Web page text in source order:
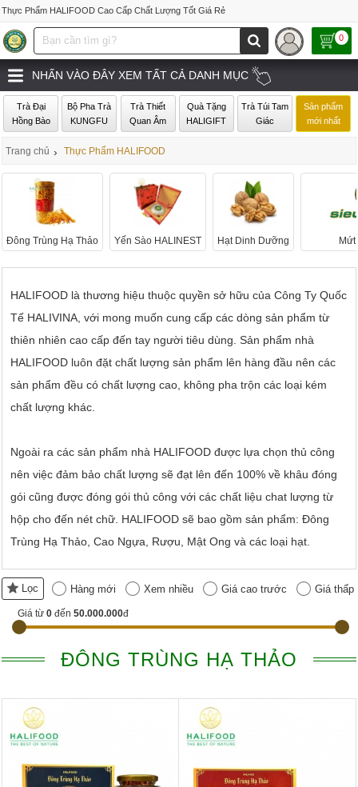
Thực Phẩm HALIFOOD Cao Cấp Chất Lượng Tốt Giá Rẻ
0
NHẤN VÀO ĐÂY XEM TẤT CẢ DANH MỤC
Trà Đại
Hồng Bào
Bộ Pha Trà
KUNGFU
Trà Thiết
Quan Âm
Quà Tặng
HALIGIFT
Trà Túi Tam
Giác
Sản phẩm
mới nhất
Trang chủ › Thực Phẩm HALIFOOD
Đông Trùng Hạ Thảo Yến Sào HALINEST Hạt Dinh Dưỡng
HALIFOOD là thương hiệu thuộc quyền sở hữu của Công Ty Quốc
Tế HALIVINA, với mong muốn cung cấp các dòng sản phẩm từ
thiên nhiên cao cấp đến tay người tiêu dùng. Sản phẩm nhà
HALIFOOD luôn đặt chất lượng sản phẩm lên hàng đầu nên các
sản phẩm đều có chất lượng cao, không pha trộn các loại kém
chất lượng khác.
Ngoài ra các sản phẩm nhà HALIFOOD được lựa chọn thủ công
nên việc đảm bảo chất lượng sẽ đạt lên đến 100% về khâu đóng
gói cũng được đóng gói thủ công với các chất liệu chat lượng từ
hộp cho đến nét chữ. HALIFOOD sẽ bao gồm sản phẩm: Đông
Trùng Hạ Thảo, Cao Ngựa, Rượu, Mật Ong và các loại hạt.
Lọc Hàng mới Xem nhiều Giá cao trước Giá
Giá từ0 đến50.000.000đ
ĐÔNG TRÙNG HẠ THẢO